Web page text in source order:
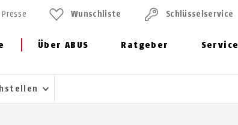
Über ABUS Ratgeber Service
Presse Wunschliste Schlüssel­service